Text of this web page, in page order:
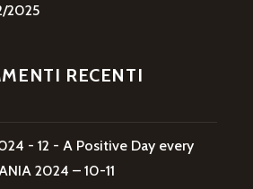
2025
RECENTI
- 12 - A Positive Day every
2024 – 10-11